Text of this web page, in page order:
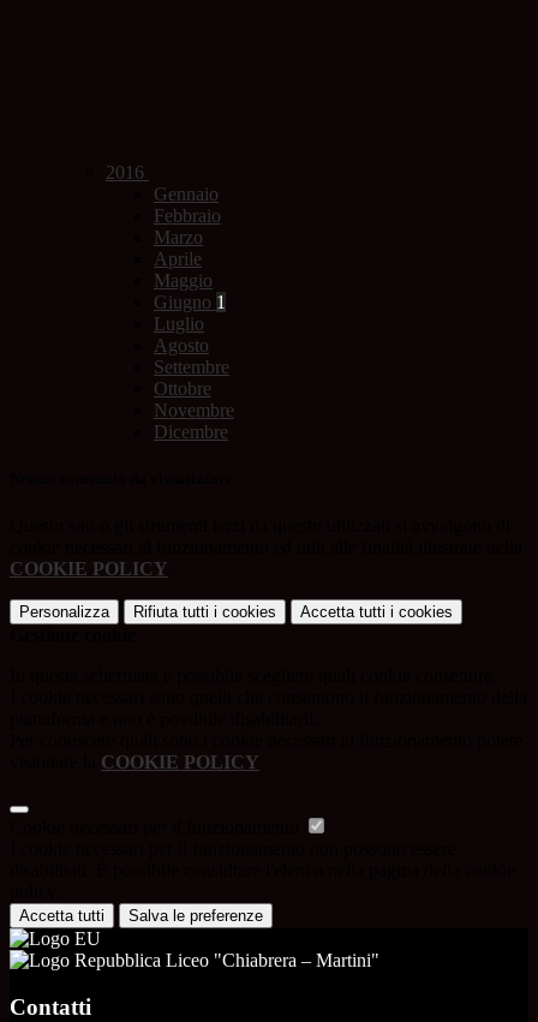
2016
Gennaio
Febbraio
Marzo
Aprile
Maggio
Giugno 1
Luglio
Agosto
Settembre
Ottobre
Novembre
Dicembre
COOKIE POLICY
Personalizza Rifiuta tutti i cookies Accetta tutti i cookies
COOKIE POLICY
Accetta tutti Salva le preferenze
Liceo "Chiabrera – Martini"
Contatti